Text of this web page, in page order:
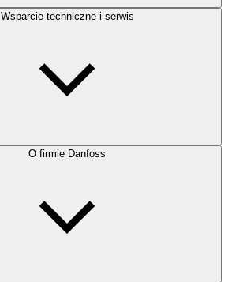
Wsparcie techniczne i serwis
O firmie Danfoss